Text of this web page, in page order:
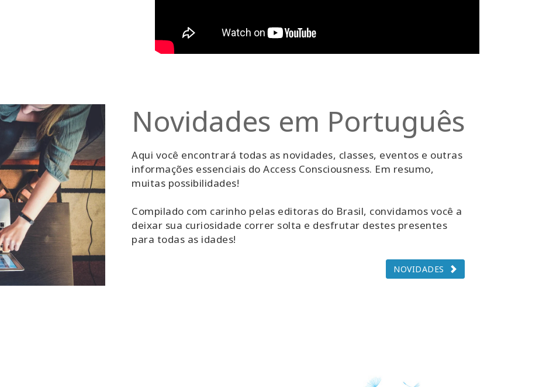
Novidades em Português
Aqui você encontrará todas as novidades, classes, eventos e outras
informações essenciais do Access Consciousness. Em resumo,
muitas possibilidades!
Compilado com carinho pelas editoras do Brasil, convidamos você a
deixar sua curiosidade correr solta e desfrutar destes presentes
para todas as idades!
NOVIDADES